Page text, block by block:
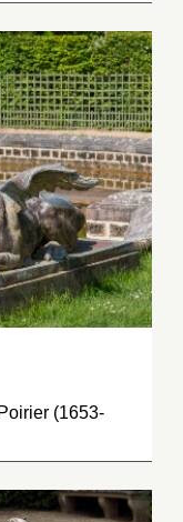
(1653-